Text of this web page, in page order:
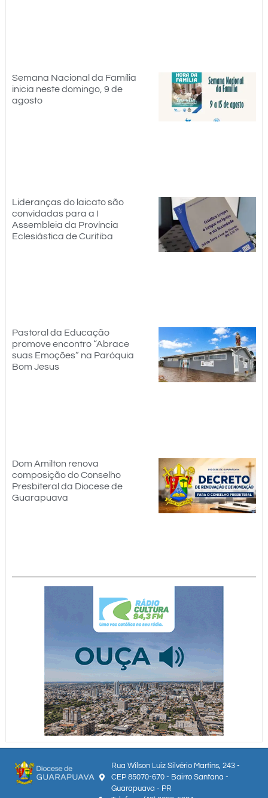
Semana Nacional da Família
inicia neste domingo, 9 de
agosto
Lideranças do laicato são
convidadas para a I
Assembleia da Província
Eclesiástica de Curitiba
Pastoral da Educação
promove encontro “Abrace
suas Emoções” na Paróquia
Bom Jesus
Dom Amilton renova
composição do Conselho
Presbiteral da Diocese de
Guarapuava
Rua Wilson Luiz Silvério Martins, 243 -
CEP 85070-670 - Bairro Santana -
Guarapuava - PR